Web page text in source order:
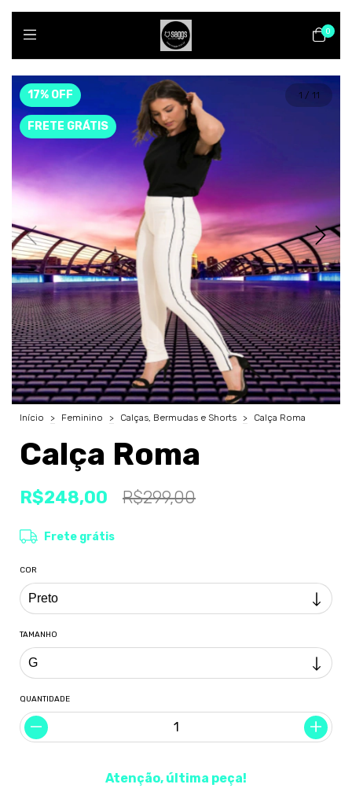
0
17% OFF
FRETE GRÁTIS
1 / 11
Início > Feminino > Calças, Bermudas e Shorts > Calça Roma
Calça Roma
R$248,00 R$299,00
Frete grátis
COR
TAMANHO
QUANTIDADE
Atenção, última peça!